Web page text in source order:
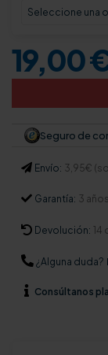
19,00
Seguro de
Envío: 3,95€
Garantía: 3
Devolución: 14
¿Alguna duda?
Consúltanos